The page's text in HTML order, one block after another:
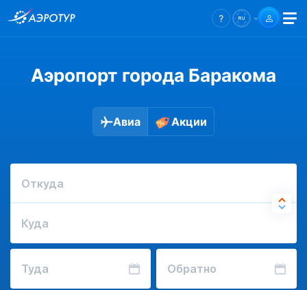
Аэропорт города Баракома
Авиа Акции
Откуда
Куда
Туда Обратно